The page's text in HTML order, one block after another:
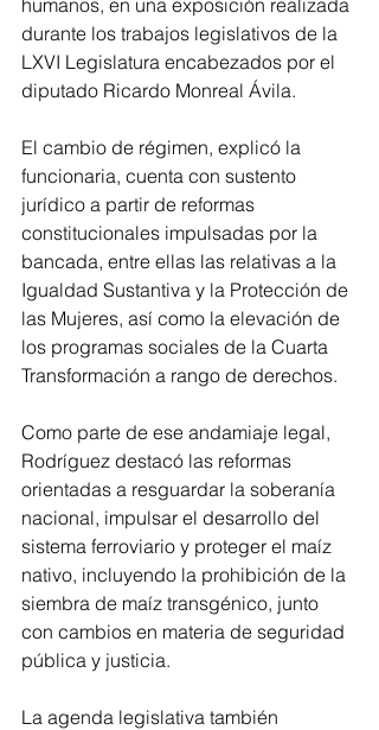
durante los trabajos legislativos de la
LXVI Legislatura encabezados por el
diputado Ricardo Monreal Ávila.
El cambio de régimen, explicó la
funcionaria, cuenta con sustento
jurídico a partir de reformas
constitucionales impulsadas por la
bancada, entre ellas las relativas a la
Igualdad Sustantiva y la Protección de
las Mujeres, así como la elevación de
los programas sociales de la Cuarta
Transformación a rango de derechos.
Como parte de ese andamiaje legal,
Rodríguez destacó las reformas
orientadas a resguardar la soberanía
nacional, impulsar el desarrollo del
sistema ferroviario y proteger el maíz
nativo, incluyendo la prohibición de la
siembra de maíz transgénico, junto
con cambios en materia de seguridad
pública y justicia.
La agenda legislativa también